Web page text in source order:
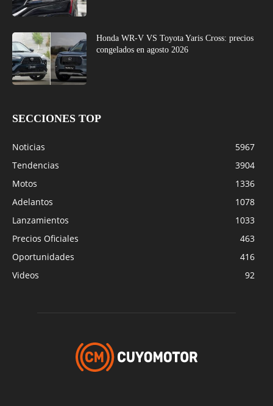
Honda WR-V VS Toyota Yaris Cross: precios
congelados en agosto 2026
SECCIONES TOP
Noticias
5967
Tendencias
3904
Motos
1336
Adelantos
1078
Lanzamientos
1033
Precios Oficiales
463
Oportunidades
416
Videos
92